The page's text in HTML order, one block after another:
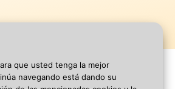
que usted tenga la mejor
navegando está dando su